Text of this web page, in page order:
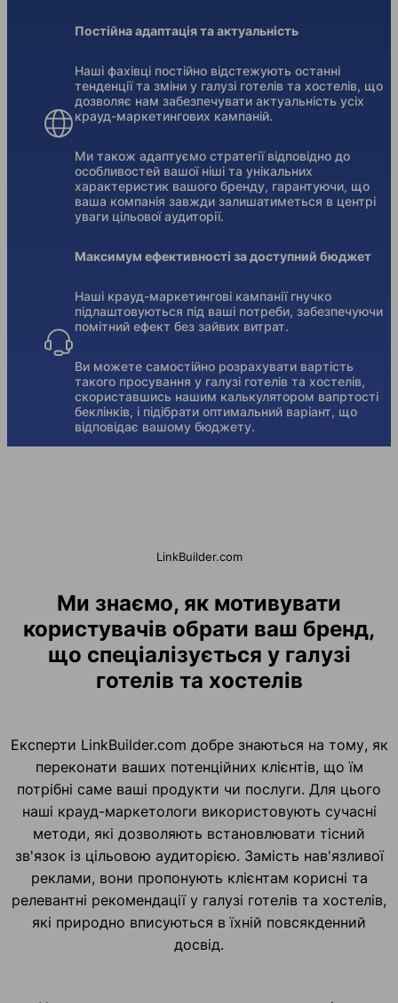
Постійна адаптація та актуальність
Наші фахівці постійно відстежують останні
тенденції та зміни у галузі готелів та хостелів, що
дозволяє нам забезпечувати актуальність усіх
крауд-маркетингових кампаній.
Ми також адаптуємо стратегії відповідно до
особливостей вашої ніші та унікальних
характеристик вашого бренду, гарантуючи, що
ваша компанія завжди залишатиметься в центрі
уваги цільової аудиторії.
Максимум ефективності за доступний бюджет
Наші крауд-маркетингові кампанії гнучко
підлаштовуються під ваші потреби, забезпечуючи
помітний ефект без зайвих витрат.
Ви можете самостійно розрахувати вартість
такого просування у галузі готелів та хостелів,
скориставшись нашим калькулятором вапртості
беклінків, і підібрати оптимальний варіант, що
відповідає вашому бюджету.
LinkBuilder.com
Ми знаємо, як мотивувати
користувачів обрати ваш бренд,
що спеціалізується у галузі
готелів та хостелів
Експерти LinkBuilder.com добре знаються на тому, як
переконати ваших потенційних клієнтів, що їм
потрібні саме ваші продукти чи послуги. Для цього
наші крауд-маркетологи використовують сучасні
методи, які дозволяють встановлювати тісний
зв'язок із цільовою аудиторією. Замість нав'язливої
реклами, вони пропонують клієнтам корисні та
релевантні рекомендації у галузі готелів та хостелів,
які природно вписуються в їхній повсякденний
досвід.